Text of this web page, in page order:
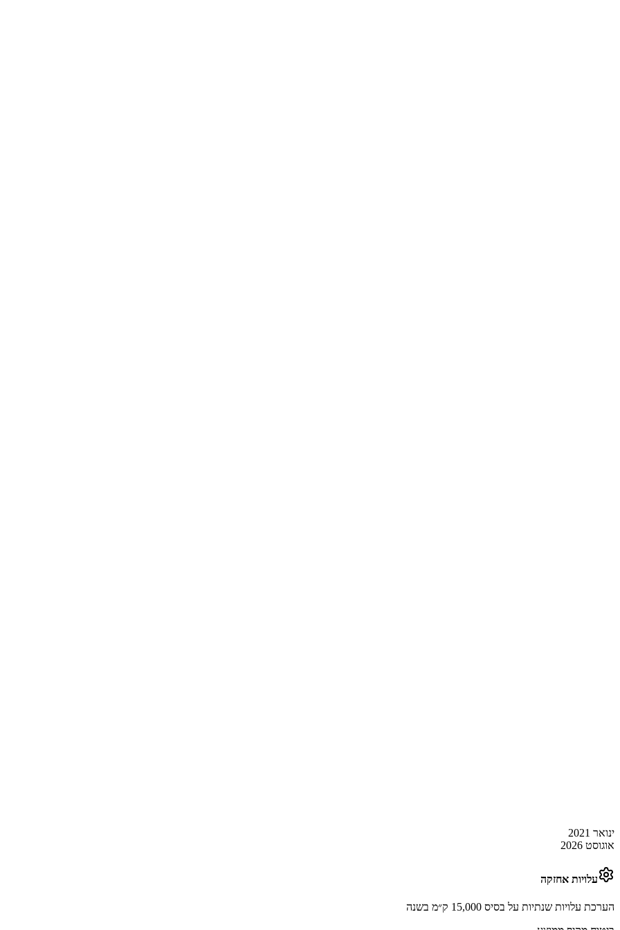
ינואר 2021
אוגוסט 2026
עלויות אחזקה
הערכת עלויות שנתיות על בסיס 15,000 ק״מ בשנה